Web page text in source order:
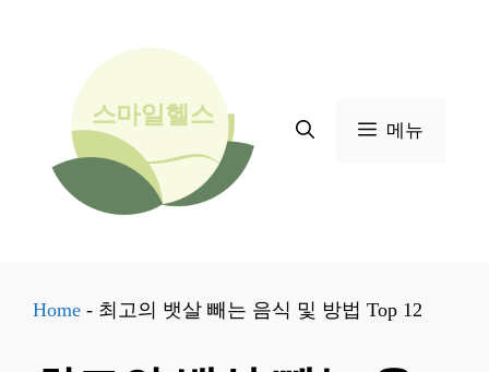
메뉴
Home - 최고의 뱃살 빼는 음식 및 방법 Top 12